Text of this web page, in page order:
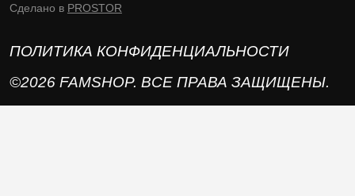
Сделано в PROSTOR
ПОЛИТИКА КОНФИДЕНЦИАЛЬНОСТИ
©2026 FAMSHOP. ВСЕ ПРАВА ЗАЩИЩЕНЫ.